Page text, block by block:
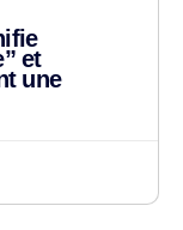
et
une